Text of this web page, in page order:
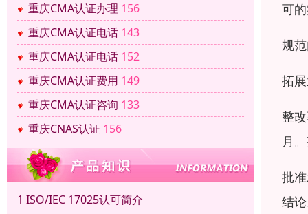
重庆CMA认证办理 156
重庆CMA认证电话 143
重庆CMA认证电话 152
重庆CMA认证费用 149
重庆CMA认证咨询 133
重庆CNAS认证 156
1 ISO/IEC 17025认可简介
可
规
拓
整
月
批
结